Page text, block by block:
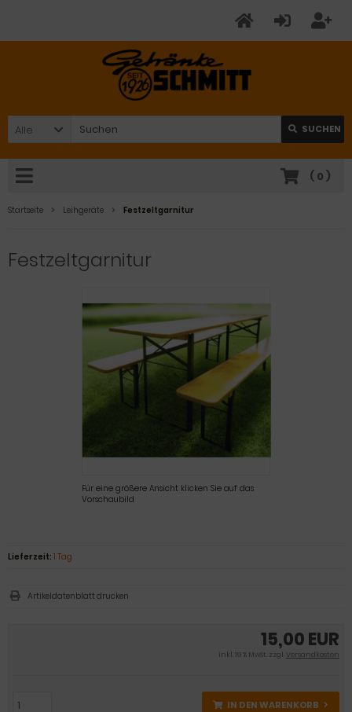
Alle SUCHEN
( 0 )
Startseite Leihgeräte Festzeltgarnitur
Festzeltgarnitur
Für eine größere Ansicht klicken Sie auf das
Vorschaubild
15,00 EUR
inkl. 19 % MwSt. zzgl.Versandkosten
IN DEN WARENKORB
Lieferzeit: 1 Tag
Artikeldatenblatt drucken